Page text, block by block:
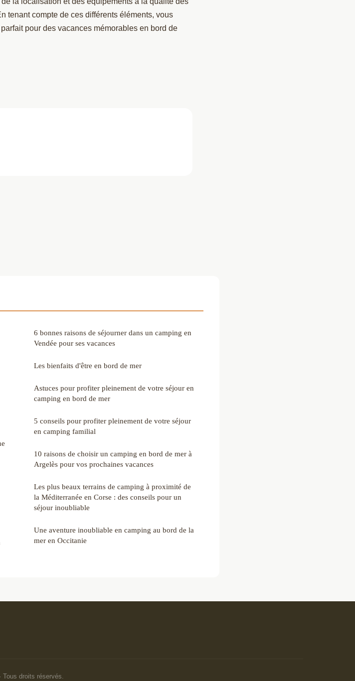
tenant compte de ces différents éléments, vous
pour des vacances mémorables en bord de
6 bonnes raisons de séjourner dans un camping en
Vendée pour ses vacances
Les bienfaits d'être en bord de mer
Astuces pour profiter pleinement de votre séjour en
camping en bord de mer
5 conseils pour profiter pleinement de votre séjour
en camping familial
10 raisons de choisir un camping en bord de mer à
Argelès pour vos prochaines vacances
Les plus beaux terrains de camping à proximité de
la Méditerranée en Corse : des conseils pour un
séjour inoubliable
Une aventure inoubliable en camping au bord de la
mer en Occitanie
Tous droits réservés.